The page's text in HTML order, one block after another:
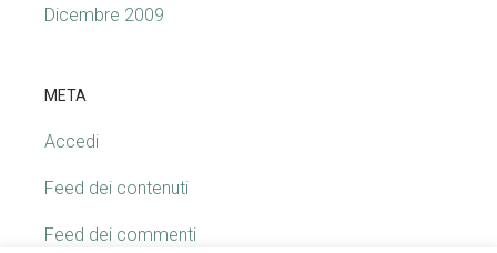
Dicembre 2009
META
Accedi
Feed dei contenuti
Feed dei commenti